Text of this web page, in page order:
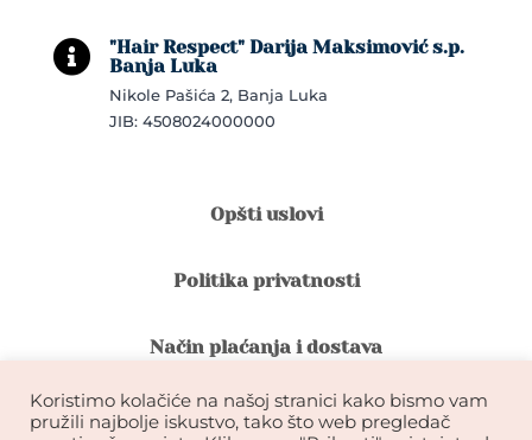

"Hair Respect" Darija Maksimović s.p.
Banja Luka
Nikole Pašića 2, Banja Luka
JIB: 4508024000000
Opšti uslovi
Politika privatnosti
Način plaćanja i dostava
Reklamacije i povrat robe
Koristimo kolačiće na našoj stranici kako bismo vam
pružili najbolje iskustvo, tako što web pregledač